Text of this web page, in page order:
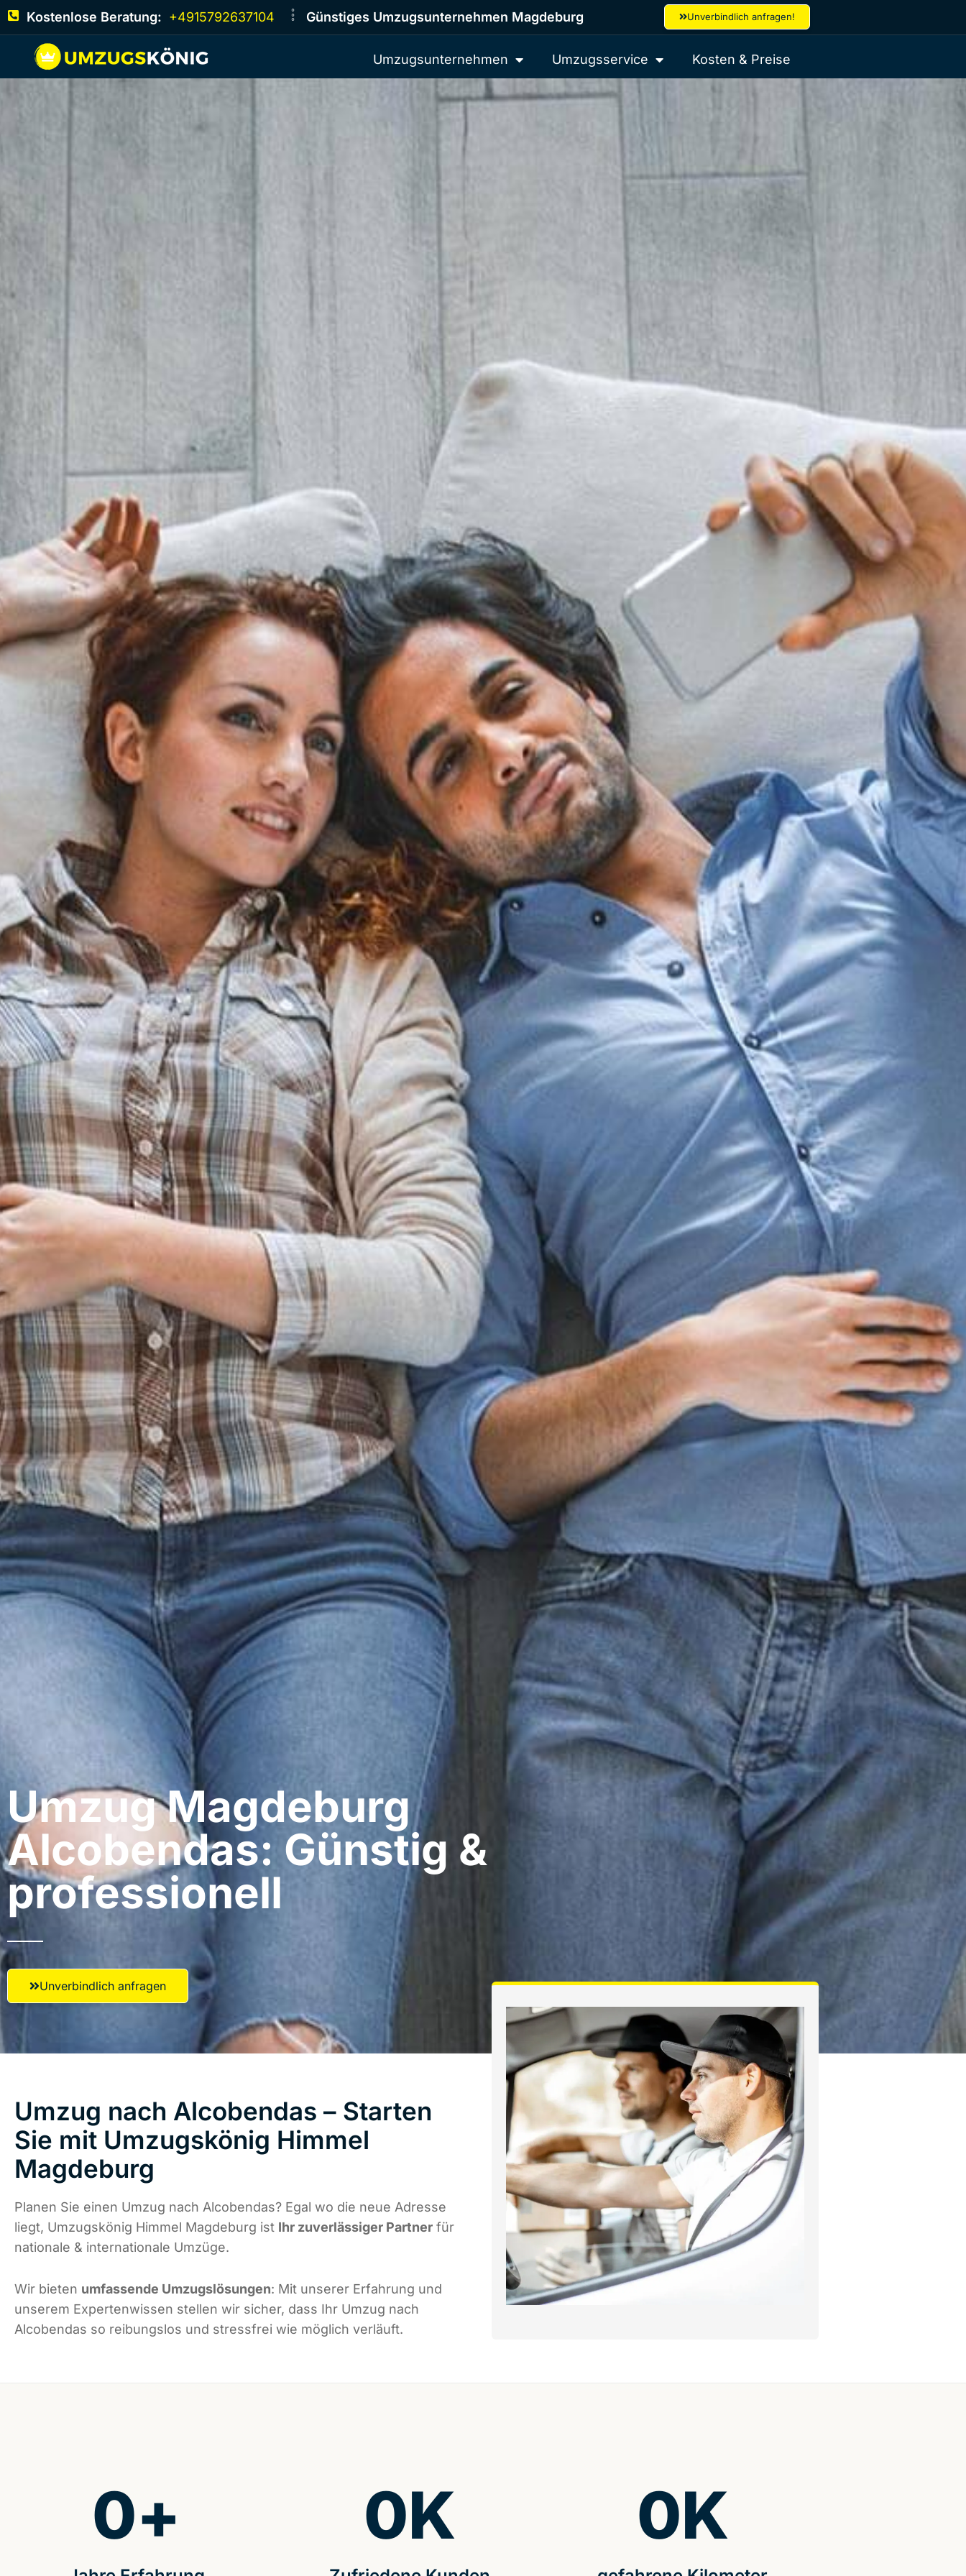
Kostenlose Beratung: +4915792637104 Günstiges Umzugsunternehmen Magdeburg Unverbindlich anfragen!
Umzugsunternehmen Umzugsservice Kosten & Preise
Umzug Magdeburg​
Alcobendas: Günstig &
professionell​
Unverbindlich anfragen
Umzug nach Alcobendas – Starten
Sie mit Umzugskönig Himmel
Magdeburg
Planen Sie einen Umzug nach Alcobendas? Egal wo die neue Adresse
liegt, Umzugskönig Himmel Magdeburg ist Ihr zuverlässiger Partner für
nationale & internationale Umzüge.
Wir bieten umfassende Umzugslösungen: Mit unserer Erfahrung und
unserem Expertenwissen stellen wir sicher, dass Ihr Umzug nach
Alcobendas so reibungslos und stressfrei wie möglich verläuft.
0+ 0K 0K